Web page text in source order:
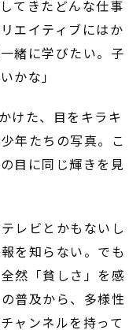
てきたどんな仕事
エイティブにはか
緒に学びたい。子
かな」
た、目をキラキ
年たちの写真。こ
目に同じ輝きを見
レビとかもないし
を知らない。でも
然「貧しさ」を感
普及から、多様性
ャンネルを持って